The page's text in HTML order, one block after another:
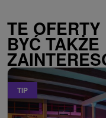
TE
BYĆ TAKŻE
TIP